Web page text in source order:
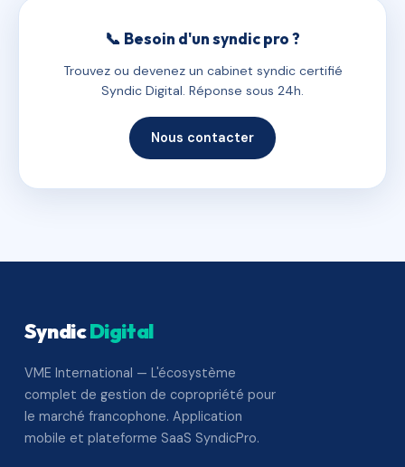
📞 Besoin d'un syndic pro ?
Trouvez ou devenez un cabinet syndic certifié
Syndic Digital. Réponse sous 24h.
Nous contacter
SyndicDigital
VME International — L'écosystème
complet de gestion de copropriété pour
le marché francophone. Application
mobile et plateforme SaaS SyndicPro.